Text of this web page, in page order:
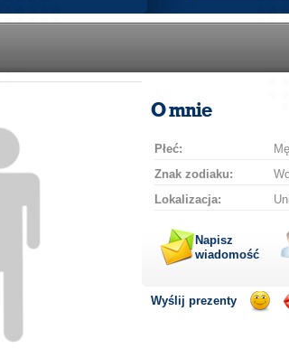
O mnie
Płeć:
Znak zodiaku:
Lokalizacja:
Napisz
wiadomość
Wyślij prezenty